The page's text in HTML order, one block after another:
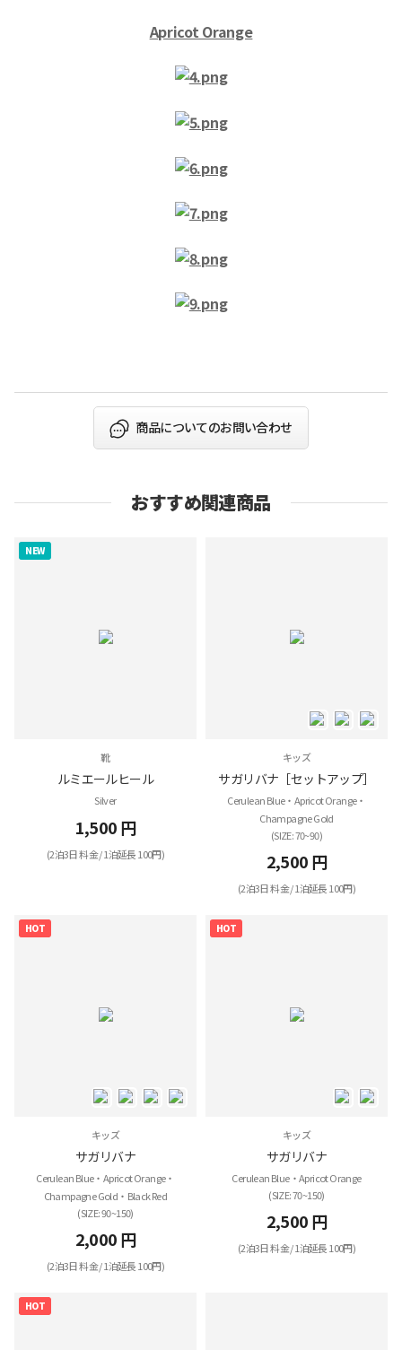
Apricot Orange
商品についてのお問い合わせ
おすすめ関連商品
NEW
靴
ルミエールヒール
Silver
1,500 円
(2泊3日 料金 / 1泊延長 100円)
キッズ
サガリバナ［セットアップ］
Cerulean Blue・Apricot Orange・
Champagne Gold
(SIZE: 70~90)
2,500 円
(2泊3日 料金 / 1泊延長 100円)
HOT
キッズ
サガリバナ
Cerulean Blue・Apricot Orange・
Champagne Gold・Black Red
(SIZE: 90~150)
2,000 円
(2泊3日 料金 / 1泊延長 100円)
HOT
キッズ
サガリバナ
Cerulean Blue・Apricot Orange
(SIZE: 70~150)
2,500 円
(2泊3日 料金 / 1泊延長 100円)
HOT